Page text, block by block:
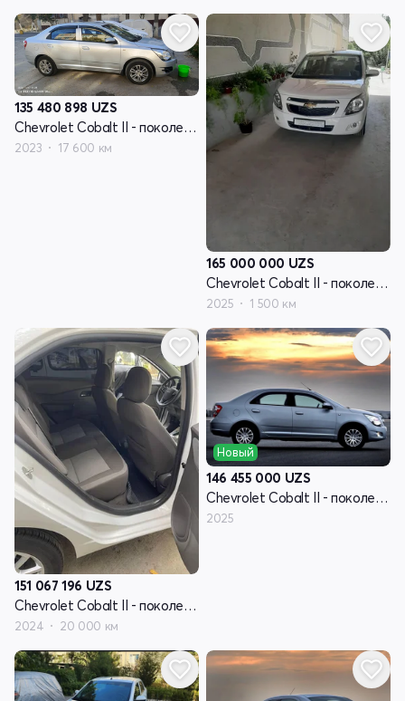
135 480 898 UZS
Chevrolet Cobalt II - поколение рестайлинг
2023 17 600 км
165 000 000 UZS
Chevrolet Cobalt II - поколение рестайлинг
2025 1 500 км
151 067 196 UZS
Chevrolet Cobalt II - поколение рестайлинг
2024 20 000 км
Новый
146 455 000 UZS
Chevrolet Cobalt II - поколение рестайлинг
2025